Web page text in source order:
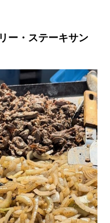
ー・ステーキサン